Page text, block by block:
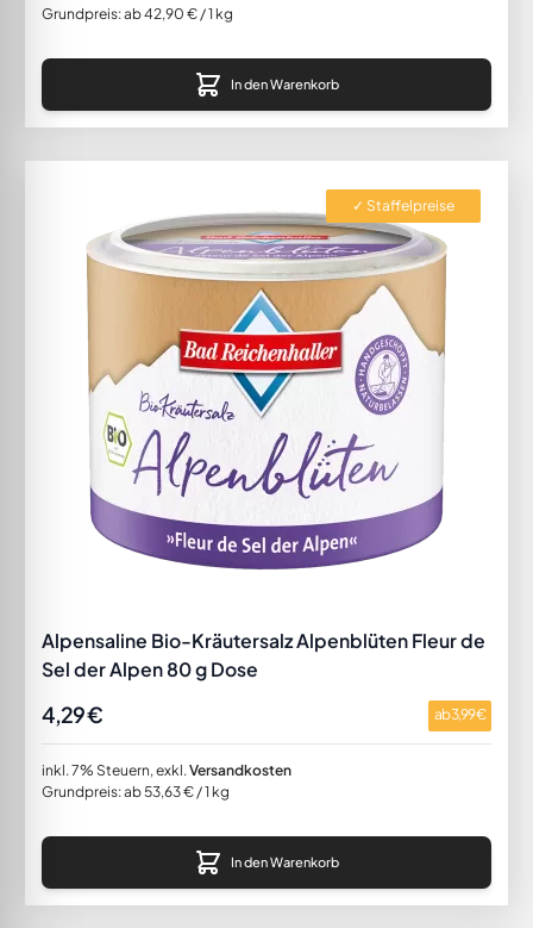
Grundpreis: ab 42,90 € / 1 kg
In den Warenkorb
✓ Staffelpreise
Alpensaline Bio-Kräutersalz Alpenblüten Fleur de
Sel der Alpen 80 g Dose
4,29 € ab3,99 €
inkl. 7% Steuern,exkl.Versandkosten
Grundpreis: ab 53,63 € / 1 kg
In den Warenkorb